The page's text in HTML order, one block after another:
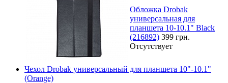
Обложка Drobak
универсальная для
планшета 10-10.1" Black
(216892) 399 грн.
Отсутствует
Чехол Drobak универсальный для планшета 10"-10.1"
(Orange)